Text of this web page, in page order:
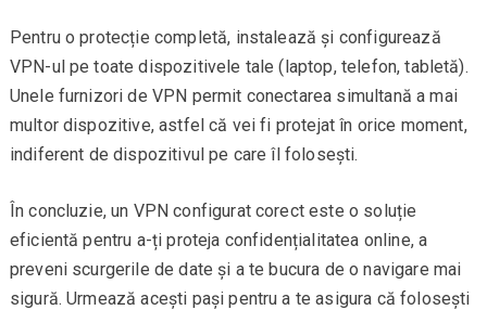
Pentru o protecție completă, instalează și configurează
VPN-ul pe toate dispozitivele tale (laptop, telefon, tabletă).
Unele furnizori de VPN permit conectarea simultană a mai
multor dispozitive, astfel că vei fi protejat în orice moment,
indiferent de dispozitivul pe care îl folosești.
În concluzie, un VPN configurat corect este o soluție
eficientă pentru a-ți proteja confidențialitatea online, a
preveni scurgerile de date și a te bucura de o navigare mai
sigură. Urmează acești pași pentru a te asigura că folosești